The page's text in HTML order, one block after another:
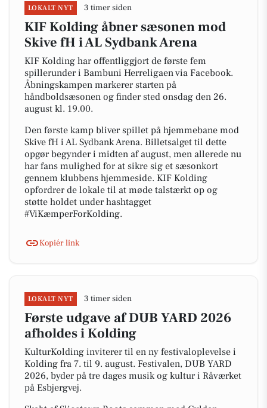
LOKALT NYT 3 timer siden
KIF Kolding åbner sæsonen mod
Skive fH i AL Sydbank Arena
KIF Kolding har offentliggjort de første fem
spillerunder i Bambuni Herreligaen via Facebook.
Åbningskampen markerer starten på
håndboldsæsonen og finder sted onsdag den 26.
august kl. 19.00.
Den første kamp bliver spillet på hjemmebane mod
Skive fH i AL Sydbank Arena. Billetsalget til dette
opgør begynder i midten af august, men allerede nu
har fans mulighed for at sikre sig et sæsonkort
gennem klubbens hjemmeside. KIF Kolding
opfordrer de lokale til at møde talstærkt op og
støtte holdet under hashtagget
#ViKæmperForKolding.
Kopiér link
LOKALT NYT 3 timer siden
Første udgave af DUB YARD 2026
afholdes i Kolding
KulturKolding inviterer til en ny festivaloplevelse i
Kolding fra 7. til 9. august. Festivalen, DUB YARD
2026, byder på tre dages musik og kultur i Råværket
på Esbjergvej.